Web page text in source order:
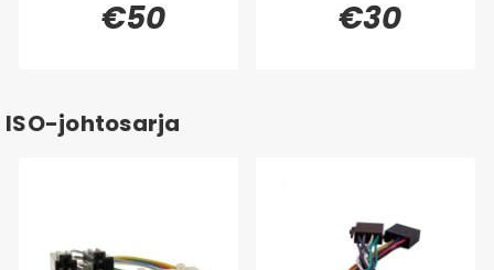
G24, G26 88-26
€50 €30
ISO-johtosarja